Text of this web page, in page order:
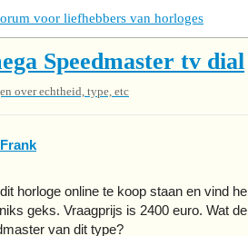
voor liefhebbers van horloges
Speedmaster tv dial
over echtheid, type, etc
horloge online te koop staan en vind
geks. Vraagprijs is 2400 euro. Wat
van dit type?